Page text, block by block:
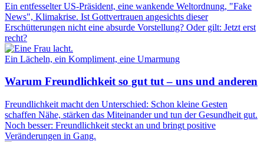
Ein entfesselter US-Präsident, eine wankende Weltordnung, "Fake
News", Klimakrise. Ist Gottvertrauen angesichts dieser
Erschütterungen nicht eine absurde Vorstellung? Oder gilt: Jetzt erst
recht?
Ein Lächeln, ein Kompliment, eine Umarmung
Warum Freundlichkeit so gut tut – uns und anderen
Freundlichkeit macht den Unterschied: Schon kleine Gesten
schaffen Nähe, stärken das Miteinander und tun der Gesundheit gut.
Noch besser: Freundlichkeit steckt an und bringt positive
Veränderungen in Gang.